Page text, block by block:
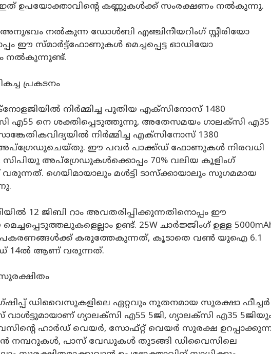
ഇത് ഉപയോക്താവിൻ്റെ കണ്ണുകൾക്ക് സംരക്ഷണം നൽകുന്നു.
അനുഭവം നൽകുന്ന ഡോൾബി എഞ്ചിനീയറിംഗ് സ്റ്റീരിയോ
ഈ സ്മാർട്ട്ഫോണുകൾ മെച്ചപ്പെട്ട ഓഡിയോ
നൽകുന്നുണ്ട്.
പ്രകടനം
നിർമ്മിച്ച പുതിയ എക്‌സിനോസ് 1480
എ55 നെ ശക്തിപ്പെടുത്തുന്നു, അതേസമയം ഗാലക്‌സി എ35
നിർമ്മിച്ച എക്‌സിനോസ് 1380
അപ്‌ഗ്രേഡുചെയ്‌തു. ഈ പവർ പാക്ക്ഡ് ഫോണുകൾ നിരവധി
അപ്‌ഗ്രേഡുകൾക്കൊപ്പം 70% വലിയ കൂളിംഗ്
വരുന്നത്. ഗെയിമായാലും മൾട്ടി ടാസ്‌ക്കായാലും സുഗമമായ
12 ജിബി റാം അവതരിപ്പിക്കുന്നതിനൊപ്പം ഈ
ഉണ്ട്. 25W ചാർജ്ജിംഗ് ഉള്ള
കരുത്തേകുന്നത്, കൂടാതെ വൺ യുഐ 6.1
14ൽ ആണ് വരുന്നത്.
സുരക്ഷിതം
ഡിവൈസുകളിലെ ഏറ്റവും നൂതനമായ സുരക്ഷാ ഫീച്ചര്‍
ഗ്യാലക്‌സി എ55 5ജി, ഗ്യാലക്‌സി എ35
ഹാര്‍ഡ് വെയര്‍, സോഫ്റ്റ് വെയര്‍ സുരക്ഷ
നമ്പറുകള്‍, പാസ് വേഡുകള്‍ തുടങ്ങി ഡിവൈസിലെ